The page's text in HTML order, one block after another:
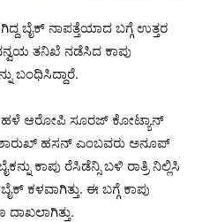
ಬೈಕ್ ನಾಪತ್ತೆಯಾದ ಬಗ್ಗೆ ಉತ್ತರ
ತನಿಖೆ ನಡೆಸಿದ ಕಾಪು
ಬಂಧಿಸಿದ್ದಾರೆ.
ಆರೋಪಿ ಸೂರಜ್ ಕೋಟ್ಯಾನ್
ಶಾರುಖ್ ಹಸನ್ ಎಂಬವರು ಅನೂಪ್
ಕಾಪು ರೆಸಿಡೆನ್ಸಿ ಬಳಿ ರಾತ್ರಿ ನಿಲ್ಲಿಸಿ
ಕಳವಾಗಿತ್ತು. ಈ ಬಗ್ಗೆ ಕಾಪು